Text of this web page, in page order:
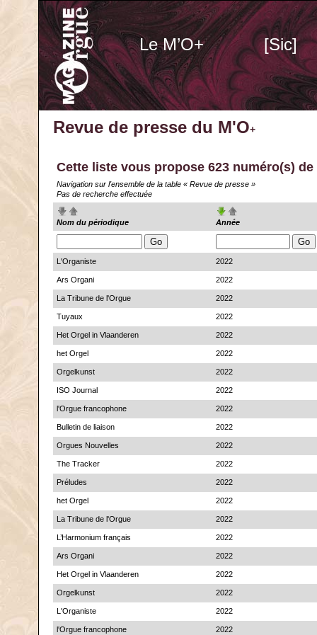
Le M’O+ [Sic]
Revue de presse du M'O+
Cette liste vous propose 623 numéro(s) de
Navigation sur l'ensemble de la table « Revue de presse »
Pas de recherche effectuée
Nom du périodique Année
L'Organiste 2022
Ars Organi 2022
La Tribune de l'Orgue 2022
Tuyaux 2022
Het Orgel in Vlaanderen 2022
het Orgel 2022
Orgelkunst 2022
ISO Journal 2022
l'Orgue francophone 2022
Bulletin de liaison 2022
Orgues Nouvelles 2022
The Tracker 2022
Préludes 2022
het Orgel 2022
La Tribune de l'Orgue 2022
L’Harmonium français 2022
Ars Organi 2022
Het Orgel in Vlaanderen 2022
Orgelkunst 2022
L'Organiste 2022
l'Orgue francophone 2022